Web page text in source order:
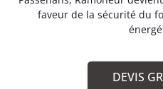
faveur de la sécurité du
DEVIS